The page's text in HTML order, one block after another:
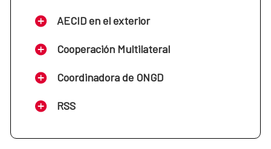
AECID en el exterior
Cooperación Multilateral
Coordinadora de ONGD
RSS